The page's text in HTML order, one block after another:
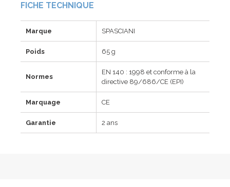
FICHE TECHNIQUE
Marque SPASCIANI
Poids 65 g
Normes
EN 140 : 1998 et conforme à la
directive 89/686/CE (EPI)
Marquage CE
Garantie 2 ans